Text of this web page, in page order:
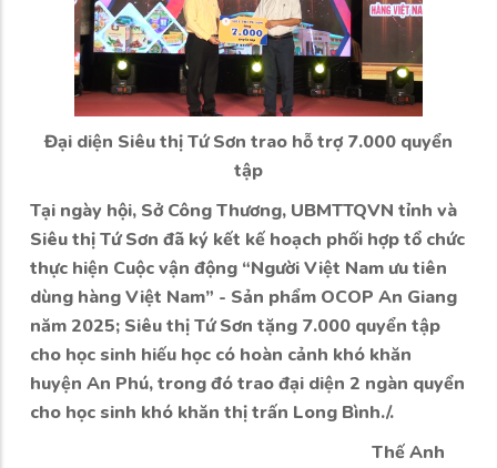
Đại diện Siêu thị Tứ Sơn trao hỗ trợ 7.000 quyển
tập
Tại ngày hội, Sở Công Thương, UBMTTQVN tỉnh và
Siêu thị Tứ Sơn đã ký kết kế hoạch phối hợp tổ chức
thực hiện Cuộc vận động “Người Việt Nam ưu tiên
dùng hàng Việt Nam” - Sản phẩm OCOP An Giang
năm 2025; Siêu thị Tứ Sơn tặng 7.000 quyển tập
cho học sinh hiếu học có hoàn cảnh khó khăn
huyện An Phú, trong đó trao đại diện 2 ngàn quyển
cho học sinh khó khăn thị trấn Long Bình./.
Thế Anh